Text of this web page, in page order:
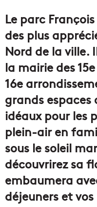
Le parc
des plus
Nord de la ville.
la mairie des
16e
grands espaces
idéaux pour les
plein-air en
sous le soleil
découvrirez sa
embaumera
déjeuners et